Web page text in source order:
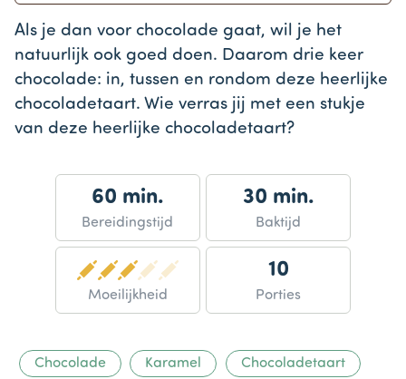
Als je dan voor chocolade gaat, wil je het
natuurlijk ook goed doen. Daarom drie keer
chocolade: in, tussen en rondom deze heerlijke
chocoladetaart. Wie verras jij met een stukje
van deze heerlijke chocoladetaart?
60 min.
Bereidingstijd
30 min.
Baktijd
Moeilijkheid
10
Porties
Chocolade Karamel Chocoladetaart